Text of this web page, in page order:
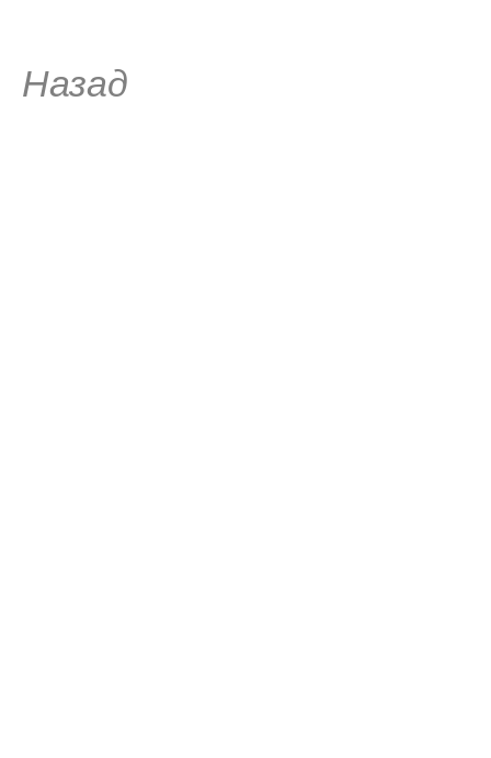
Назад